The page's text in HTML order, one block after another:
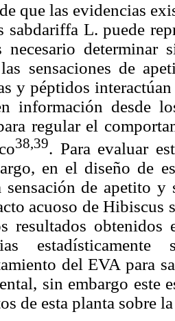
que las evidencias
sabdariffa L. puede
necesario
sensaciones de
y péptidos
información desde
regular el
38,39. Para evaluar
en el diseño de
sensación de apetito y
acuoso de
resultados obtenidos
del EVA para
sin embargo este
de esta planta sobre